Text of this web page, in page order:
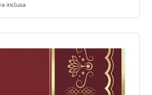
inclusa